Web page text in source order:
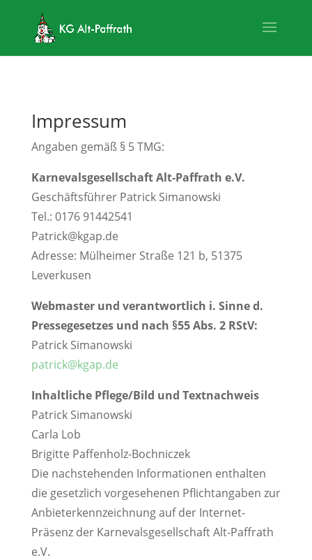
Impressum
Angaben gemäß § 5 TMG:
Karnevalsgesellschaft Alt-Paffrath e.V.
Geschäftsführer Patrick Simanowski
Tel.: 0176 91442541
Patrick@kgap.de
Adresse: Mülheimer Straße 121 b, 51375
Leverkusen
Webmaster und verantwortlich i. Sinne d.
Pressegesetzes und nach §55 Abs. 2 RStV:
Patrick Simanowski
patrick@kgap.de
Inhaltliche Pflege/Bild und Textnachweis
Patrick Simanowski
Carla Lob
Brigitte Paffenholz-Bochniczek
Die nachstehenden Informationen enthalten
die gesetzlich vorgesehenen Pflichtangaben zur
Anbieterkennzeichnung auf der Internet-
Präsenz der Karnevalsgesellschaft Alt-Paffrath
e.V.